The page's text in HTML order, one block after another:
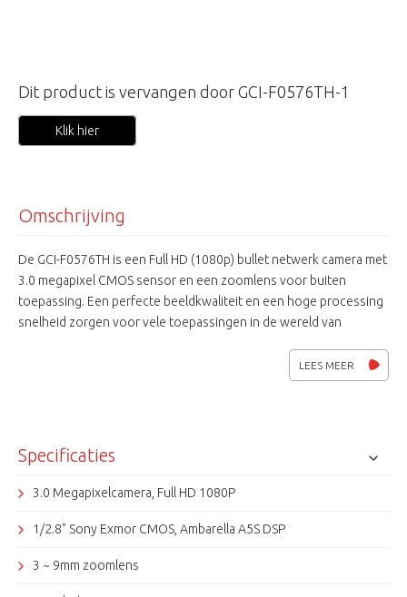
Dit product is vervangen door GCI-F0576TH-1
Klik hier
Omschrijving
De GCI-F0576TH is een Full HD (1080p) bullet netwerk camera met
3.0 megapixel CMOS sensor en een zoomlens voor buiten
toepassing. Een perfecte beeldkwaliteit en een hoge processing
snelheid zorgen voor vele toepassingen in de wereld van
Display en de verschillende voedingsspanningen maken hem zeer
gebruiksvriendelijk. De GCI-F0576TH is ONVIF compatible.
LEES MEER
Specificaties
3.0 Megapixelcamera, Full HD 1080P
1/2.8" Sony Exmor CMOS, Ambarella A5S DSP
3 ~ 9mm zoomlens